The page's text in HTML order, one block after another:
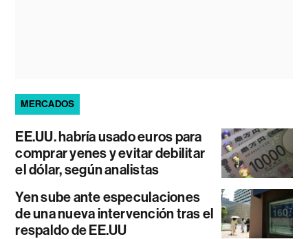
MERCADOS
EE.UU. habría usado euros para
comprar yenes y evitar debilitar
el dólar, según analistas
Yen sube ante especulaciones
de una nueva intervención tras el
respaldo de EE.UU